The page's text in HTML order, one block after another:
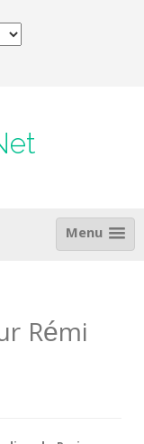
Menu
Rémi